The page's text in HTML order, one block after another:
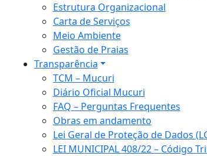
Estrutura Organizacional
Carta de Serviços
Meio Ambiente
Gestão de Praias
Transparência
TCM – Mucuri
Diário Oficial Mucuri
FAQ – Perguntas Frequentes
Obras em andamento
Lei Geral de Proteção de Dados
LEI MUNICIPAL 408/22 – Código